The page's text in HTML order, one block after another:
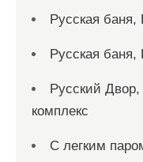
Русская баня,
Русская баня,
Русский Двор,
комплекс
С легким